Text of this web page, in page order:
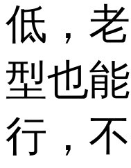
低，
型也
行，